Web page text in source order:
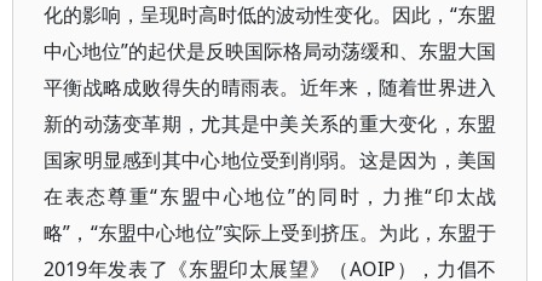
化的影响，呈现时高时低的波动性变化。因此，“东盟
中心地位”的起伏是反映国际格局动荡缓和、东盟大国
平衡战略成败得失的晴雨表。近年来，随着世界进入
新的动荡变革期，尤其是中美关系的重大变化，东盟
国家明显感到其中心地位受到削弱。这是因为，美国
在表态尊重“东盟中心地位”的同时，力推“印太战
略”，“东盟中心地位”实际上受到挤压。为此，东盟于
2019年发表了《东盟印太展望》（AOIP），力倡不